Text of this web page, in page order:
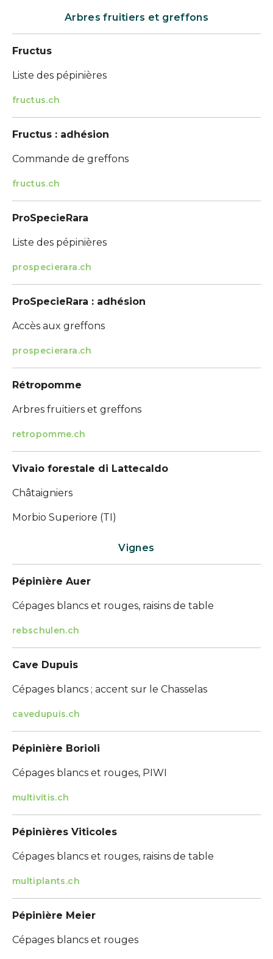
Arbres fruitiers et greffons
Fructus
Liste des pépinières
fructus.ch
Fructus : adhésion
Commande de greffons
fructus.ch
ProSpecieRara
Liste des pépinières
prospecierara.ch
ProSpecieRara : adhésion
Accès aux greffons
prospecierara.ch
Rétropomme
Arbres fruitiers et greffons
retropomme.ch
Vivaio forestale di Lattecaldo
Châtaigniers
Morbio Superiore (TI)
Vignes
Pépinière Auer
Cépages blancs et rouges, raisins de table
rebschulen.ch
Cave Dupuis
Cépages blancs ; accent sur le Chasselas
cavedupuis.ch
Pépinière Borioli
Cépages blancs et rouges, PIWI
multivitis.ch
Pépinières Viticoles
Cépages blancs et rouges, raisins de table
multiplants.ch
Pépinière Meier
Cépages blancs et rouges